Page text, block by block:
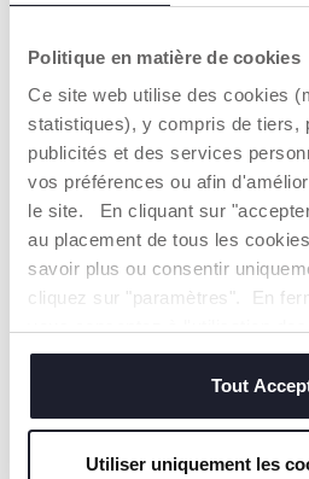
Politique en matière de cookies
Ce site web utilise des cookies
statistiques), y compris de tiers,
publicités et des services
vos préférences ou afin
le site. En cliquant sur
au placement de tous les
savoir plus ou consentir
cliquez sur "paramètres". En
techniques, qui sont essentiels
Tout
Utiliser uniquement les
Notre coton est… Durable !
Coton cultivé selon un
mettre sur le marché des fils
dans le respect des principes
DURABLE sur un plan
social.
Toute la chaîne
l'objet d'une traçabilité et des
durabilité.
NOS